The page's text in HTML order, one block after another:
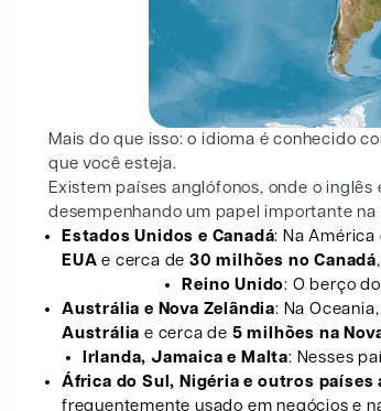
Mais do que isso: o idioma é conhecido
que você esteja.
Existem países anglófonos, onde o
desempenhando um papel importante na
Estados Unidos e Canadá: Na
EUA e cerca de30 milhões no Canadá
Reino Unido: O berço
Austrália e Nova Zelândia: Na
Austrália e cerca de 5 milhões na
Irlanda, Jamaica e Malta: Nesses
África do Sul, Nigéria e outros países
frequentemente usado em negócios e